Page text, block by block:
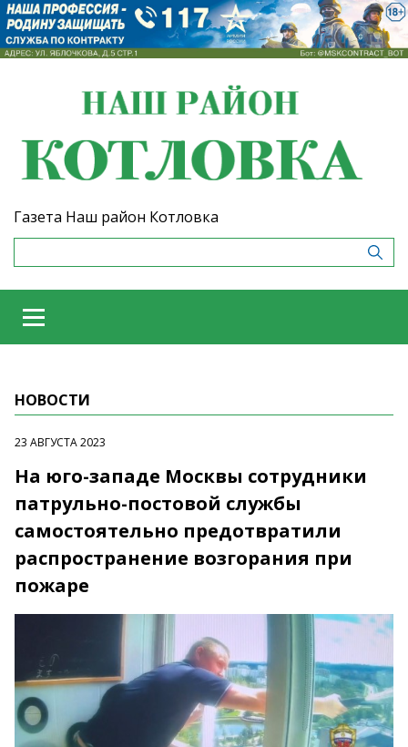
Газета Наш район Котловка
НОВОСТИ
23 АВГУСТА 2023
На юго-западе Москвы сотрудники
патрульно-постовой службы
самостоятельно предотвратили
распространение возгорания при
пожаре